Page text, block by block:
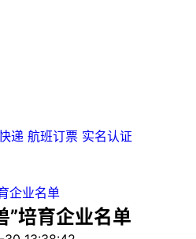
递 航班订票 实名认证
企业名单
”培育企业名单